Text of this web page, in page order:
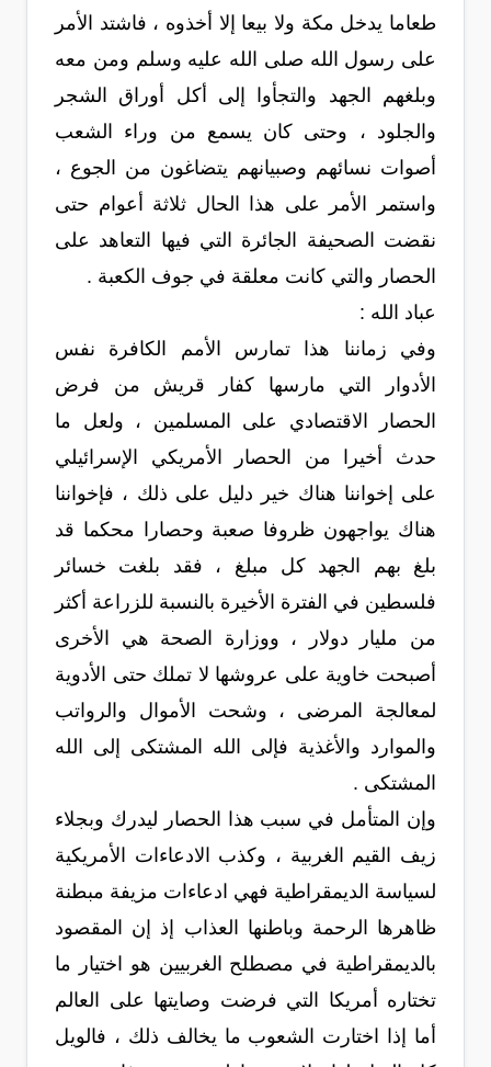
طعاما يدخل مكة ولا بيعا إلا أخذوه ، فاشتد الأمر
على رسول الله صلى الله عليه وسلم ومن معه
وبلغهم الجهد والتجأوا إلى أكل أوراق الشجر
والجلود ، وحتى كان يسمع من وراء الشعب
أصوات نسائهم وصبيانهم يتضاغون من الجوع ،
واستمر الأمر على هذا الحال ثلاثة أعوام حتى
نقضت الصحيفة الجائرة التي فيها التعاهد على
الحصار والتي كانت معلقة في جوف الكعبة .
عباد الله :
وفي زماننا هذا تمارس الأمم الكافرة نفس
الأدوار التي مارسها كفار قريش من فرض
الحصار الاقتصادي على المسلمين ، ولعل ما
حدث أخيرا من الحصار الأمريكي الإسرائيلي
على إخواننا هناك خير دليل على ذلك ، فإخواننا
هناك يواجهون ظروفا صعبة وحصارا محكما قد
بلغ بهم الجهد كل مبلغ ، فقد بلغت خسائر
فلسطين في الفترة الأخيرة بالنسبة للزراعة أكثر
من مليار دولار ، ووزارة الصحة هي الأخرى
أصبحت خاوية على عروشها لا تملك حتى الأدوية
لمعالجة المرضى ، وشحت الأموال والرواتب
والموارد والأغذية فإلى الله المشتكى إلى الله
المشتكى .
وإن المتأمل في سبب هذا الحصار ليدرك وبجلاء
زيف القيم الغربية ، وكذب الادعاءات الأمريكية
لسياسة الديمقراطية فهي ادعاءات مزيفة مبطنة
ظاهرها الرحمة وباطنها العذاب إذ إن المقصود
بالديمقراطية في مصطلح الغربيين هو اختيار ما
تختاره أمريكا التي فرضت وصايتها على العالم
أما إذا اختارت الشعوب ما يخالف ذلك ، فالويل